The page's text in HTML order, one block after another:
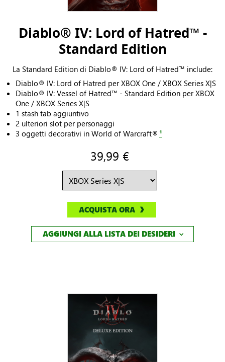
Diablo® IV: Lord of Hatred™ -
Standard Edition
Diablo® IV: Vessel of Hatred™ - Standard Edition per XBOX
One / XBOX Series X|S
1 stash tab aggiuntivo
2 ulteriori slot per personaggi
3 oggetti decorativi in World of Warcraft®
39,99 €
ACQUISTA ORA
AGGIUNGI ALLA LISTA DEI DESIDERI